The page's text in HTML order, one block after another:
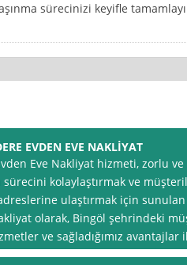
sürecinizi keyifle
EVDEN EVE NAKLİYAT
Eve Nakliyat hizmeti, zorlu
sürecini kolaylaştırmak ve
ulaştırmak için
olarak, Bingöl şehrindeki
ve sağladığımız avantajlar